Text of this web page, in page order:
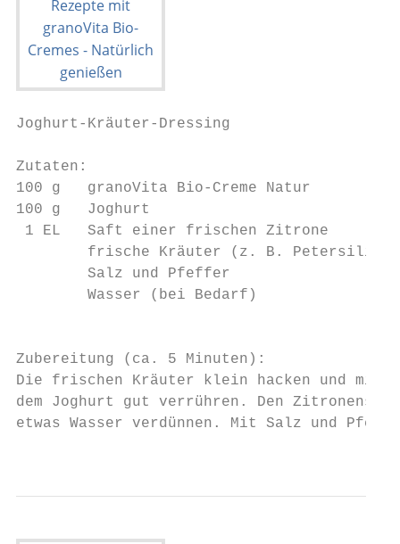
Joghurt-Kräuter-Dressing
Zutaten:
100 g   granoVita Bio-Creme Natur
100 g   Joghurt
1 EL   Saft einer frischen Zitrone
frische Kräuter (z. B.
Salz und Pfeffer
Wasser (bei Bedarf)
Zubereitung (ca. 5 Minuten):
Die frischen Kräuter klein hacken und mit
dem Joghurt gut verrühren. Den
etwas Wasser verdünnen. Mit Salz und